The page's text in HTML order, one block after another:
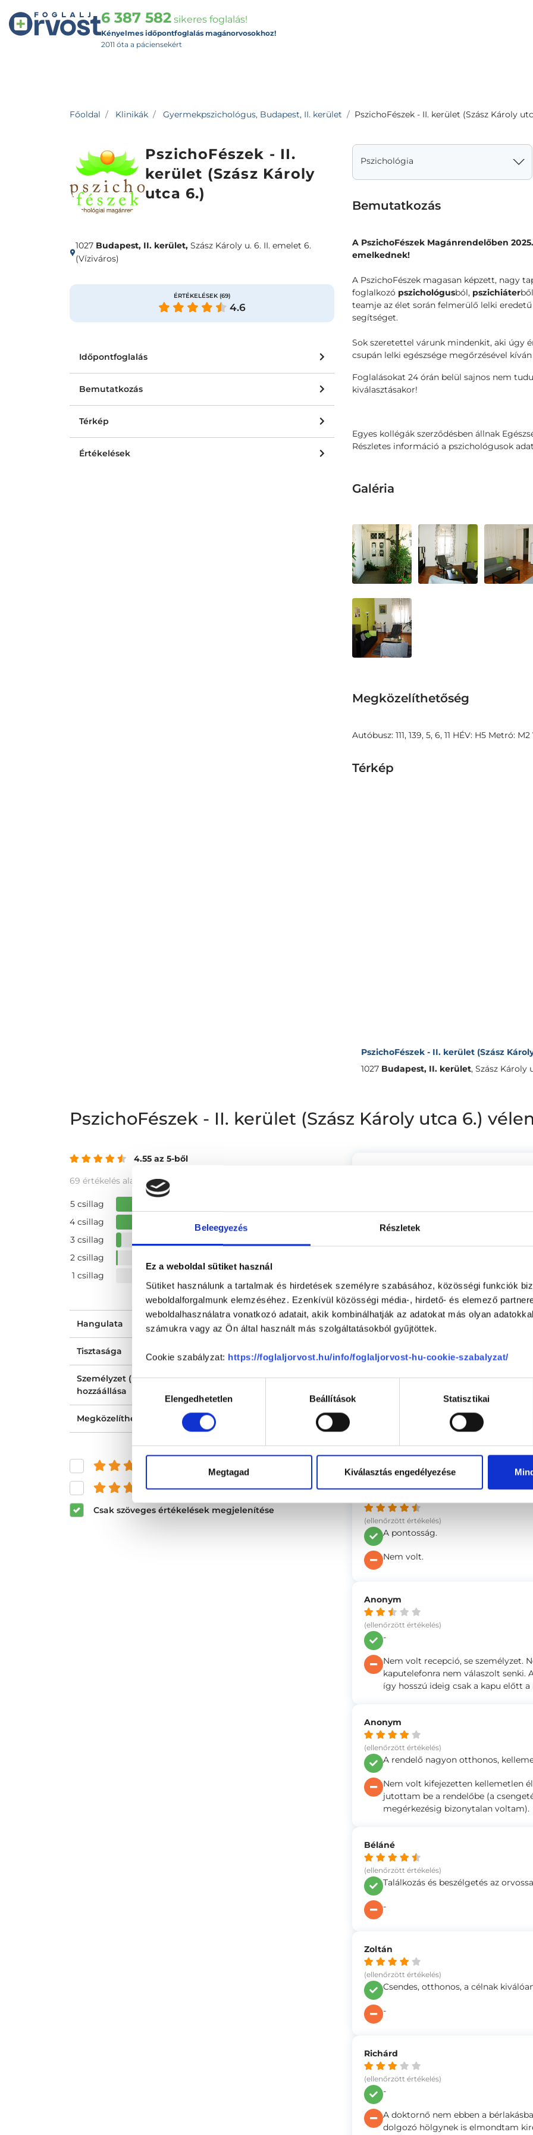
Beleegyezés Részletek
Ez a weboldal sütiket használ
Sütiket használunk a tartalmak és hirdetések személyre szabásához, közösségi funkciók
weboldalforgalmunk elemzéséhez. Ezenkívül közösségi média-, hirdető- és elemező
weboldalhasználatra vonatkozó adatait, akik kombinálhatják az adatokat más olyan
számukra vagy az Ön által használt más szolgáltatásokból gyűjtöttek.
Cookie szabályzat: https://foglaljorvost.hu/info/foglaljorvost-hu-cookie-szabalyzat/
kiválasztásaElengedhetetlen Beállítások Statisztikai
Megtagad Kiválasztás engedélyezése
6 387 582 sikeres foglalás!
Kényelmes időpontfoglalás magánorvosokhoz!
2011 óta a páciensekért
Főoldal Klinikák Gyermekpszichológus, Budapest, II. kerület PszichoFészek - II. kerület (Szász Károly
PszichoFészek - II.
kerület (Szász Károly
utca 6.)
ÉRTÉKELÉSEK (69)
4.6
1027 Budapest, II. kerület, Szász Károly u. 6. II. emelet 6.
(Víziváros)
Időpontfoglalás
Bemutatkozás
Térkép
Értékelések
Pszichológia
Bemutatkozás
A PszichoFészek Magánrendelőben
emelkednek!
A PszichoFészek magasan képzett, nagy
foglalkozó pszichológusból, pszichiáter
teamje az élet során felmerülő lelki
segítséget.
Sok szeretettel várunk mindenkit, aki úgy
csupán lelki egészsége megőrzésével
Foglalásokat 24 órán belül sajnos nem
kiválasztásakor!
Egyes kollégák szerződésben állnak
Részletes információ a pszichológusok
Galéria
Megközelíthetőség
Autóbusz: 111, 139, 5, 6, 11 HÉV: H5 Metró:
Térkép
PszichoFészek - II. kerület (Szász
1027 Budapest, II. kerület, Szász Károly
PszichoFészek - II. kerület (Szász Károly utca 6.)
4.55 az 5-ből
69 értékelés alapján
5 csillag
4 csillag
3 csillag
2 csillag
1 csillag
Hangulata
Tisztasága 4.78
Személyzet (recepció, nővér, asszisztens)
hozzáállása
4.46
Megközelíthetősége 4.61
és felette
és felette
Csak szöveges értékelések megjelenítése
Az egész épület, és a belső udvar
Második emeleten van a rendelő,
Anonym
(ellenőrzött értékelés)
Tetszett a helyszín, barátságos a
Nem volt
(ellenőrzött értékelés)
A pontosság.
Nem volt.
Anonym
(ellenőrzött értékelés)
-
Nem volt recepció, se személyzet.
kaputelefonra nem válaszolt senki.
így hosszú ideig csak a kapu előtt
Anonym
(ellenőrzött értékelés)
A rendelő nagyon otthonos,
Nem volt kifejezetten kellemetlen
jutottam be a rendelőbe (a
megérkezésig bizonytalan voltam).
Béláné
(ellenőrzött értékelés)
Találkozás és beszélgetés az
-
Zoltán
(ellenőrzött értékelés)
Csendes, otthonos, a célnak
-
Richárd
(ellenőrzött értékelés)
-
A doktornő nem ebben a
dolgozó hölgynek is elmondtam